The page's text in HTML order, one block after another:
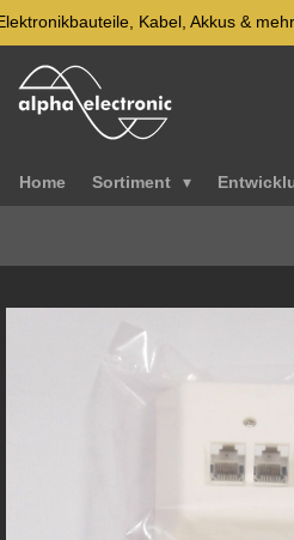
Kabel, Akkus & mehr
Home Sortiment